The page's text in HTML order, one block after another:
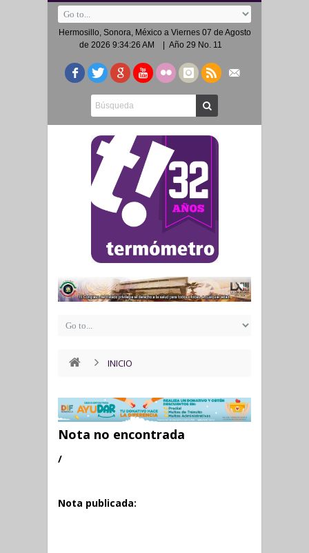
Hermosillo, Sonora, México a Viernes 07 de Agosto
de 2026 9:34:26 AM
| Año 29 No. 11
INICIO
Nota no encontrada
/
Nota publicada: